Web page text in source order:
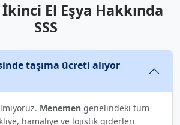
El Eşya Hakkında
SSS
taşıma ücreti alıyor
Menemen genelindeki tüm
hamaliye ve lojistik giderleri